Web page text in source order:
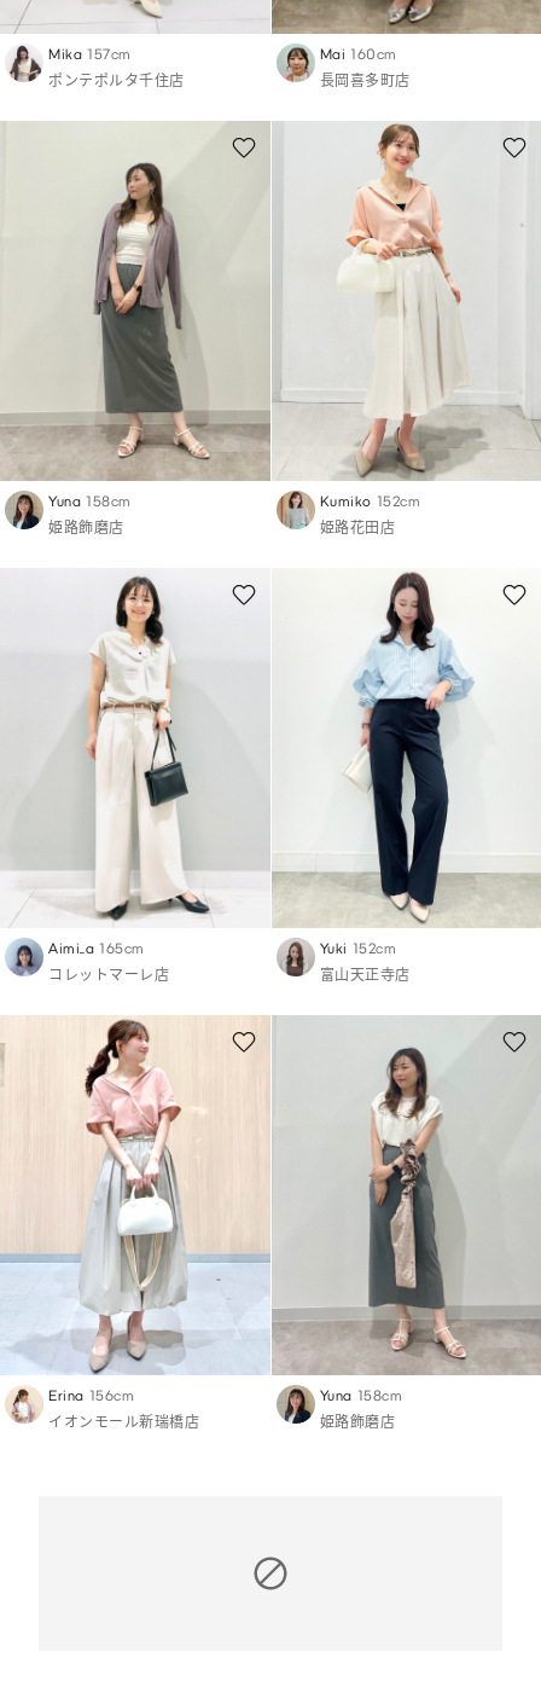
Mika 157cm
ポンテポルタ千住店
Mai 160cm
長岡喜多町店
Yuna 158cm
姫路飾磨店
Kumiko 152cm
姫路花田店
Aimi_a 165cm
コレットマーレ店
Yuki 152cm
富山天正寺店
Erina 156cm
イオンモール新瑞橋店
Yuna 158cm
姫路飾磨店